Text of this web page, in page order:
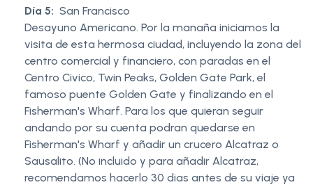
Día 5: San Francisco
Desayuno Americano. Por la manaña iniciamos la
visita de esta hermosa ciudad, incluyendo la zona del
centro comercial y financiero, con paradas en el
Centro Civico, Twin Peaks, Golden Gate Park, el
famoso puente Golden Gate y finalizando en el
Fisherman's Wharf. Para los que quieran seguir
andando por su cuenta podran quedarse en
Fisherman's Wharf y añadir un crucero Alcatraz o
Sausalito. (No incluido y para añadir Alcatraz,
recomendamos hacerlo 30 dias antes de su viaje ya